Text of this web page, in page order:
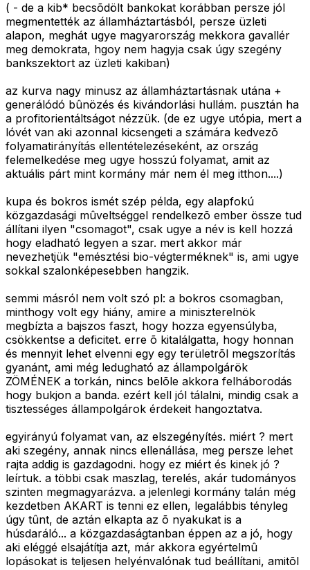
( - de a kib* becsõdölt bankokat korábban persze jól
megmentették az államháztartásból, persze üzleti
alapon, meghát ugye magyarország mekkora gavallér
meg demokrata, hgoy nem hagyja csak úgy szegény
bankszektort az üzleti kakiban)
az kurva nagy minusz az államháztartásnak utána +
generálódó bûnözés és kivándorlási hullám. pusztán ha
a profitorientáltságot nézzük. (de ez ugye utópia, mert a
lóvét van aki azonnal kicsengeti a számára kedvezõ
folyamatirányítás ellentételezéseként, az ország
felemelkedése meg ugye hosszú folyamat, amit az
aktuális párt mint kormány már nem él meg itthon....)
kupa és bokros ismét szép példa, egy alapfokú
közgazdasági mûveltséggel rendelkezõ ember össze tud
állítani ilyen "csomagot", csak ugye a név is kell hozzá
hogy eladható legyen a szar. mert akkor már
nevezhetjük "emésztési bio-végterméknek" is, ami ugye
sokkal szalonképesebben hangzik.
semmi másról nem volt szó pl: a bokros csomagban,
minthogy volt egy hiány, amire a miniszterelnök
megbízta a bajszos faszt, hogy hozza egyensúlyba,
csökkentse a deficitet. erre õ kitalálgatta, hogy honnan
és mennyit lehet elvenni egy egy területrõl megszorítás
gyanánt, ami még ledugható az állampolgárök
ZÖMÉNEK a torkán, nincs belõle akkora felháborodás
hogy bukjon a banda. ezért kell jól tálalni, mindig csak a
tisztességes állampolgárok érdekeit hangoztatva.
egyirányú folyamat van, az elszegényítés. miért ? mert
aki szegény, annak nincs ellenállása, meg persze lehet
rajta addig is gazdagodni. hogy ez miért és kinek jó ?
leírtuk. a többi csak maszlag, terelés, akár tudományos
szinten megmagyarázva. a jelenlegi kormány talán még
kezdetben AKART is tenni ez ellen, legalábbis tényleg
úgy tûnt, de aztán elkapta az õ nyakukat is a
húsdaráló... a közgazdaságtanban éppen az a jó, hogy
aki eléggé elsajátítja azt, már akkora egyértelmû
lopásokat is teljesen helyénvalónak tud beállítani, amitõl